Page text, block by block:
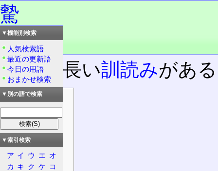
驇
読み：チ
品詞：慣用単漢字
時に、長い訓読みがあ
目次
情報
漢字
意義
概要
大漢和辞典
▼機能別検索
人気検索語
最近の更新語
今日の用語
おまかせ検索
▼別の語で検索
▼索引検索
ア イ ウ エ オ
カ キ ク ケ コ